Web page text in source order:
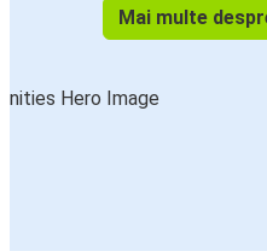
Mai multe